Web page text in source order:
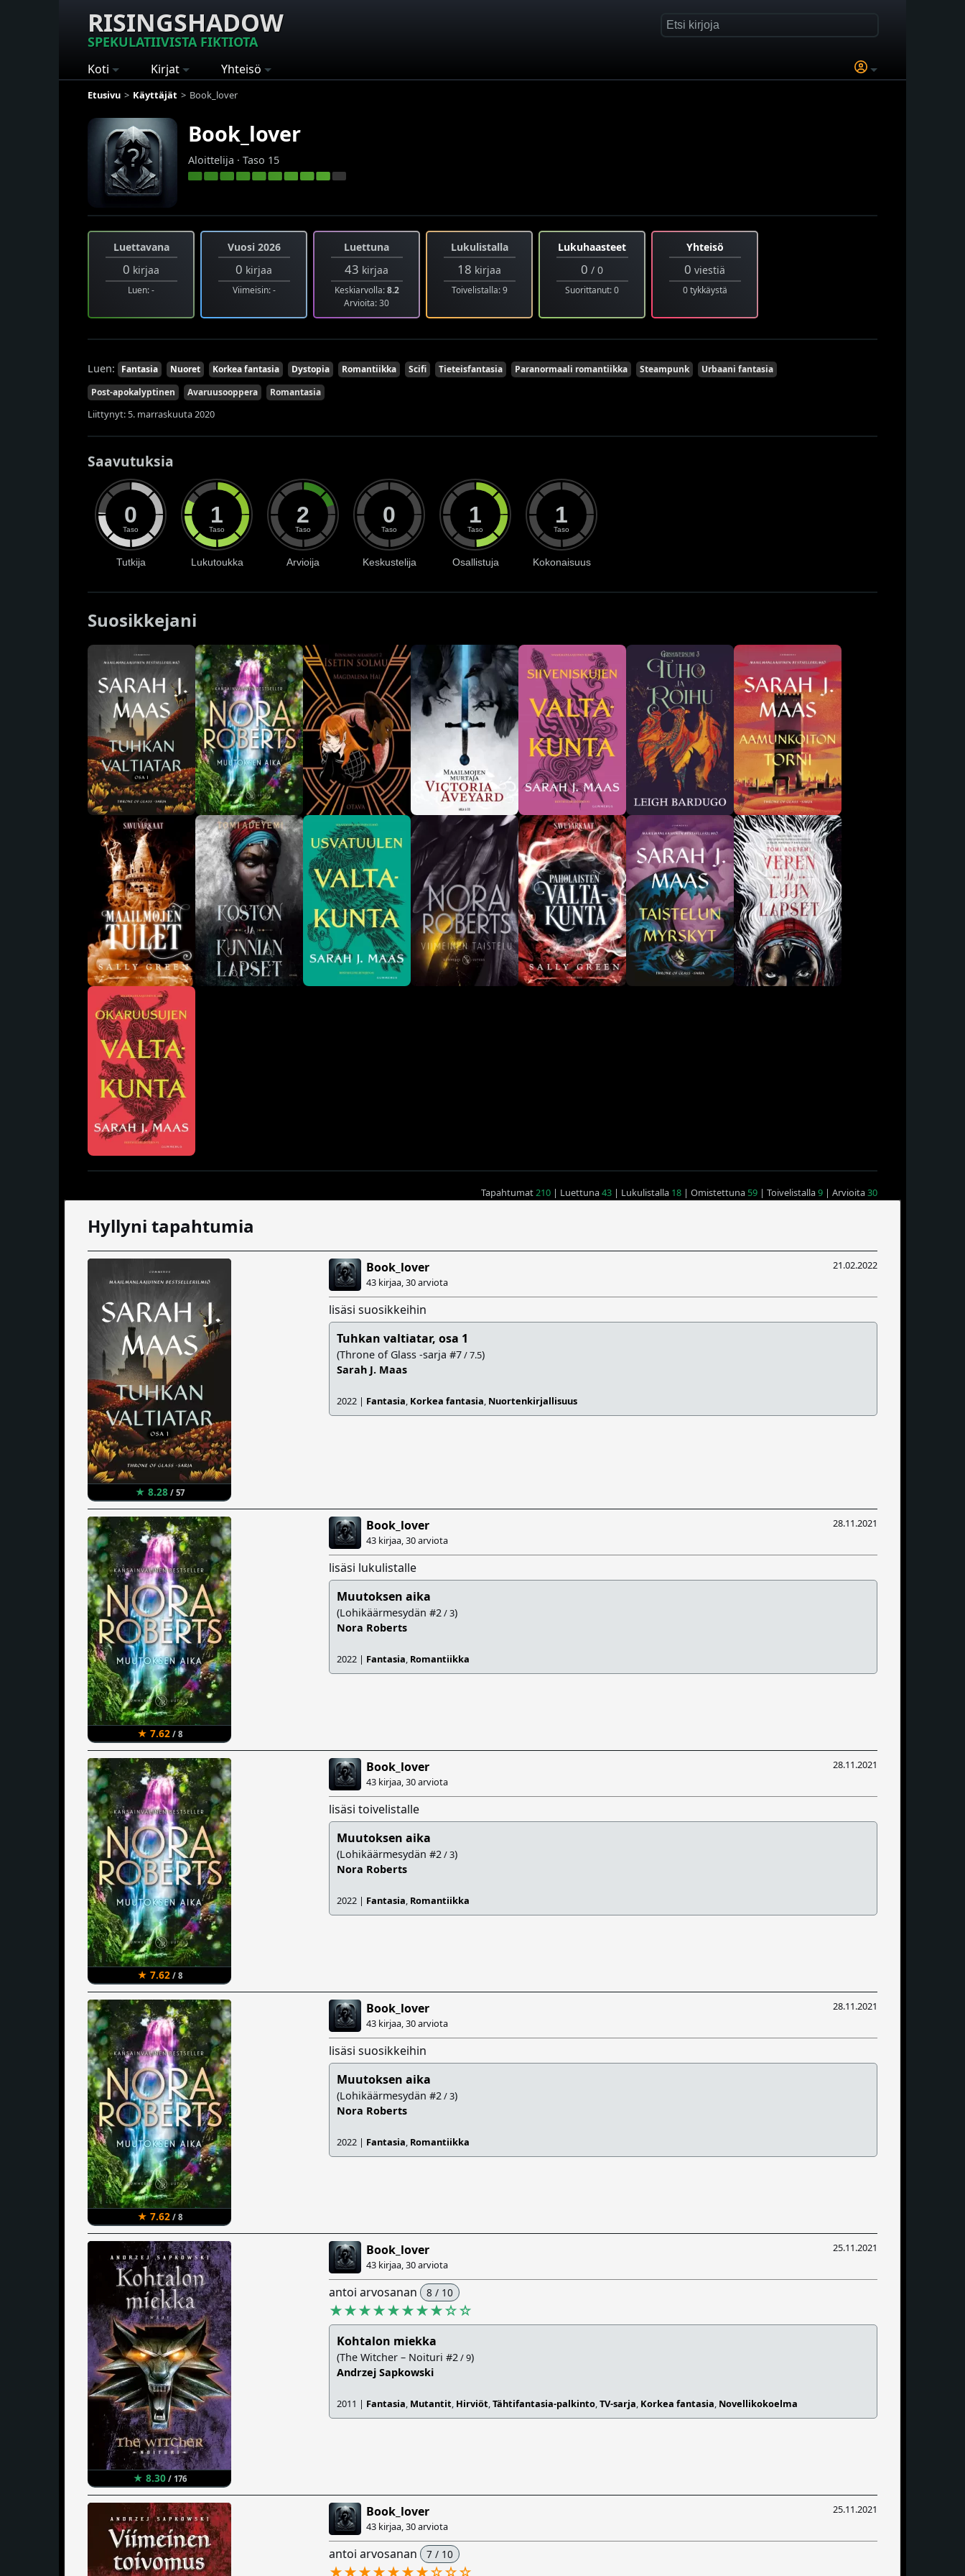
RISINGSHADOW
SPEKULATIIVISTA FIKTIOTA
Koti Kirjat Yhteisö
Etusivu Käyttäjät Book_lover
Book_lover
Aloittelija · Taso 15
Luettavana
0 kirjaa
Luen: -
Vuosi 2026
0 kirjaa
Viimeisin: -
Luettuna
43 kirjaa
Keskiarvolla:8.2
Arvioita: 30
Lukulistalla
18 kirjaa
Toivelistalla: 9
Lukuhaasteet
0 / 0
Suorittanut: 0
Yhteisö
0 viestiä
0 tykkäystä
Luen: Fantasia Nuoret Korkea fantasia Dystopia Romantiikka Scifi Tieteisfantasia Paranormaali romantiikka Steampunk
Urbaani fantasia
Post-apokalyptinen
Avaruusooppera Romantasia
Liittynyt: 5. marraskuuta 2020
Saavutuksia
0
Taso
Tutkija
1
Taso
Lukutoukka
2
Taso
Arvioija
0
Taso
Keskustelija
1
Taso
Osallistuja
1
Taso
Kokonaisuus
Suosikkejani
Tapahtumat 210 | Luettuna43 | Lukulistalla 18 | Omistettuna 59 | Toivelistalla9 | Arvioita30
Hyllyni tapahtumia
★ 8.28/ 57
21.02.2022
Book_lover
43 kirjaa, 30 arviota
lisäsi suosikkeihin
Tuhkan valtiatar, osa 1
(Throne of Glass -sarja #7/ 7.5)
Sarah J. Maas
2022 | Fantasia, Korkea fantasia, Nuortenkirjallisuus
★ 7.62/ 8
28.11.2021
Book_lover
43 kirjaa, 30 arviota
lisäsi lukulistalle
Muutoksen aika
(Lohikäärmesydän #2/ 3)
Nora Roberts
2022 | Fantasia, Romantiikka
★ 7.62/ 8
28.11.2021
Book_lover
43 kirjaa, 30 arviota
lisäsi toivelistalle
Muutoksen aika
(Lohikäärmesydän #2/ 3)
Nora Roberts
2022 | Fantasia, Romantiikka
★ 7.62/ 8
28.11.2021
Book_lover
43 kirjaa, 30 arviota
lisäsi suosikkeihin
Muutoksen aika
(Lohikäärmesydän #2/ 3)
Nora Roberts
2022 | Fantasia, Romantiikka
★ 8.30/ 176
25.11.2021
Book_lover
43 kirjaa, 30 arviota
antoi arvosanan 8 / 10
★★★★★★★★☆☆
Kohtalon miekka
(The Witcher – Noituri #2/ 9)
Andrzej Sapkowski
2011 | Fantasia, Mutantit, Hirviöt,Tähtifantasia-palkinto,TV-sarja, Korkea fantasia, Novellikokoelma
25.11.2021
Book_lover
43 kirjaa, 30 arviota
antoi arvosanan 7 / 10